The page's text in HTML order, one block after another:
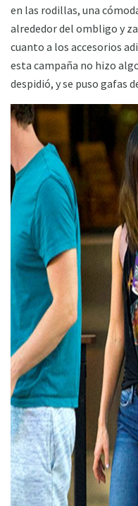
en las rodillas, una
alrededor del ombligo y
cuanto a los accesorios
esta campaña no hizo
despidió, y se puso gafas